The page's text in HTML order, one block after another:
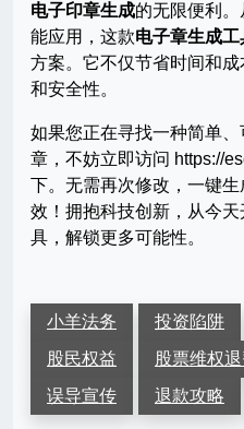
电子印章生成的无限便利。
能应用，这款电子章生成工
方案。它不仅节省时间和
和安全性。
如果您正在寻找一种简单
章，不妨立即访问 https://
下。无需再次修改，一键
效！拥抱科技创新，从今
具，解锁更多可能性。
小羊法务 投资陷阱
股民权益
股票维权
误导宣传
退款攻略